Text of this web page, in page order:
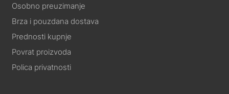
Osobno preuzimanje
Brza i pouzdana dostava
Prednosti kupnje
Povrat proizvoda
Polica privatnosti